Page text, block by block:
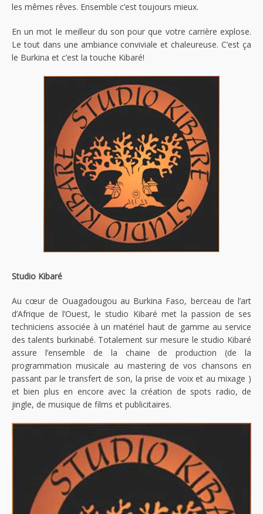
les mêmes rêves. Ensemble c’est toujours mieux.
En un mot le meilleur du son pour que votre carrière explose.
Le tout dans une ambiance conviviale et chaleureuse. C’est ça
le Burkina et c’est la touche Kibaré!
Studio Kibaré
Au cœur de Ouagadougou au Burkina Faso, berceau de l’art
d’Afrique de l’Ouest, le studio Kibaré met la passion de ses
techniciens associée à un matériel haut de gamme au service
des talents burkinabé. Totalement sur mesure le studio Kibaré
assure l’ensemble de la chaine de production (de la
programmation musicale au mastering de vos chansons en
passant par le transfert de son, la prise de voix et au mixage )
et bien plus en encore avec la création de spots radio, de
jingle, de musique de films et publicitaires.